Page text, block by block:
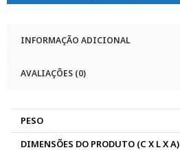
INFORMAÇÃO ADICIONAL
AVALIAÇÕES (0)
PESO
DIMENSÕES DO PRODUTO (C X L X A)